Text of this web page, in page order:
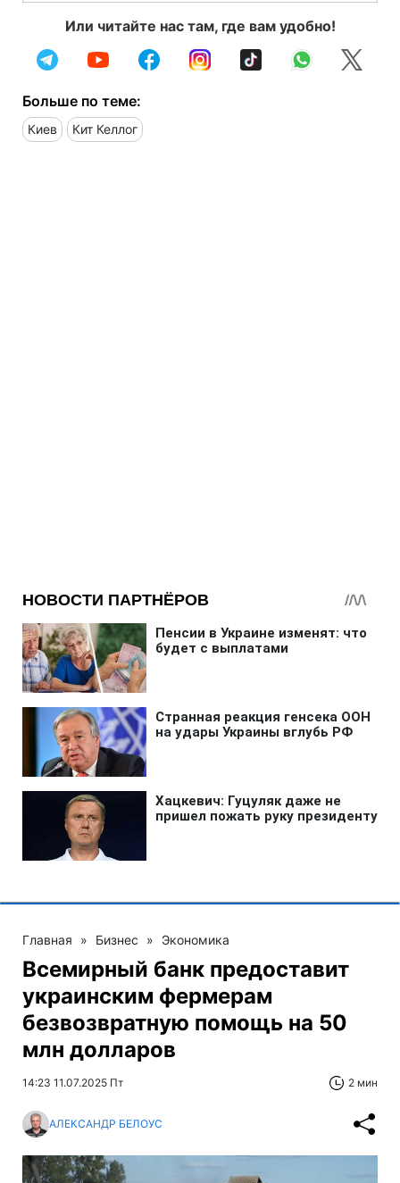
Или читайте нас там, где вам удобно!
Больше по теме:
Киев Кит Келлог
Главная » Бизнес » Экономика
Всемирный банк предоставит
украинским фермерам
безвозвратную помощь на 50
млн долларов
14:23 11.07.2025 Пт 2 мин
АЛЕКСАНДР БЕЛОУС